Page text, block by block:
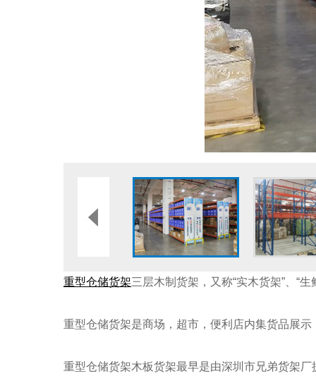
重型仓储货架三层木制货架，又称“实木货架”、“生
重型仓储货架是商场，超市，便利店内集货品展
重型仓储货架木板货架最早是由深圳市兄弟货架